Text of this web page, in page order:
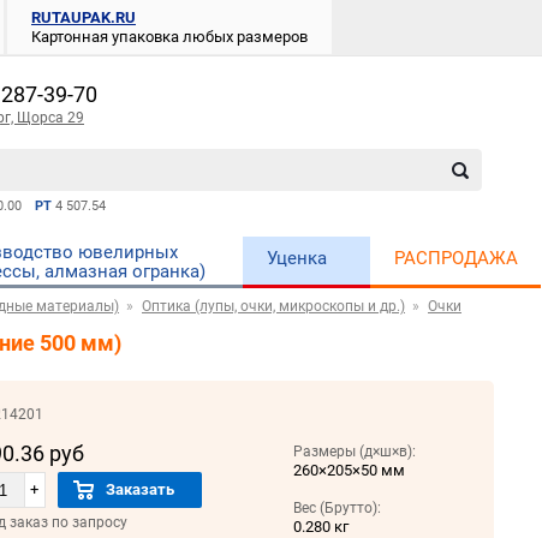
RUTAUPAK.RU
Картонная упаковка любых размеров
PT 4 507.54
39-70
Щорса 29
ювелирных
алмазная огранка)
Уценка РАСПРОДАЖА
материалы) Оптика (лупы, очки, микроскопы и др.) Очки
500 мм)
руб
+ Заказать
заказ по запросу
Размеры (д×ш×в):
260×205×50 мм
Вес (Брутто):
0.280 кг